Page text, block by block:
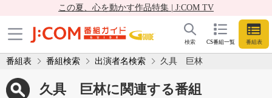
この夏、心を動かす作品特集 | J:COM TV
CS番組一覧 番組表
検索
番組表 番組検索 出演者名検索 久具 巨林
久具 巨林に関連する番組